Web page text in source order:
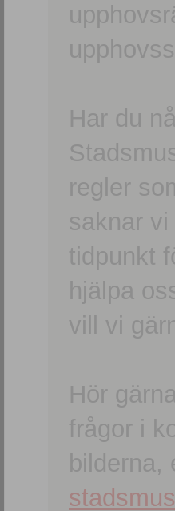
Har du
regler
saknar
tidpunkt
hjälpa
vill vi
Hör
frågor i